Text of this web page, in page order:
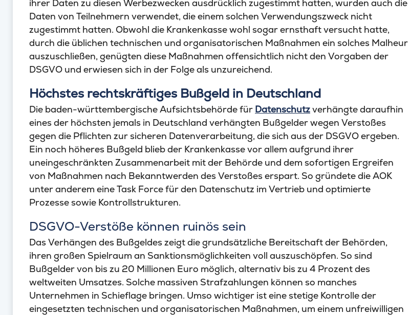
ihrer Daten zu diesen Werbezwecken ausdrücklich zugestimmt hatten, wurden auch die
Daten von Teilnehmern verwendet, die einem solchen Verwendungszweck nicht
zugestimmt hatten. Obwohl die Krankenkasse wohl sogar ernsthaft versucht hatte,
durch die üblichen technischen und organisatorischen Maßnahmen ein solches Malheur
auszuschließen, genügten diese Maßnahmen offensichtlich nicht den Vorgaben der
DSGVO und erwiesen sich in der Folge als unzureichend.
Höchstes rechtskräftiges Bußgeld in Deutschland
Die baden-württembergische Aufsichtsbehörde für Datenschutzverhängte daraufhin
eines der höchsten jemals in Deutschland verhängten Bußgelder wegen Verstoßes
gegen die Pflichten zur sicheren Datenverarbeitung, die sich aus der DSGVO ergeben.
Ein noch höheres Bußgeld blieb der Krankenkasse vor allem aufgrund ihrer
uneingeschränkten Zusammenarbeit mit der Behörde und dem sofortigen Ergreifen
von Maßnahmen nach Bekanntwerden des Verstoßes erspart. So gründete die AOK
unter anderem eine Task Force für den Datenschutz im Vertrieb und optimierte
Prozesse sowie Kontrollstrukturen.
DSGVO-Verstöße können ruinös sein
Das Verhängen des Bußgeldes zeigt die grundsätzliche Bereitschaft der Behörden,
ihren großen Spielraum an Sanktionsmöglichkeiten voll auszuschöpfen. So sind
Bußgelder von bis zu 20 Millionen Euro möglich, alternativ bis zu 4 Prozent des
weltweiten Umsatzes. Solche massiven Strafzahlungen können so manches
Unternehmen in Schieflage bringen. Umso wichtiger ist eine stetige Kontrolle der
eingesetzten technischen und organisatorischen Maßnahmen, um einem unfreiwilligen